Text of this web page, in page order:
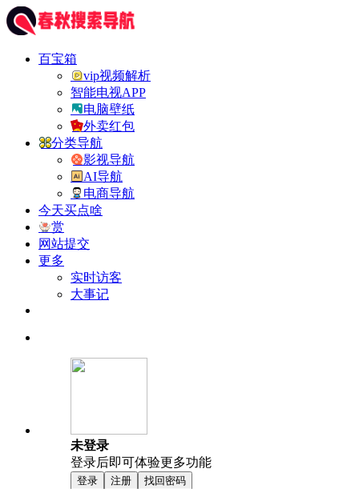
百宝箱
vip视频解析
智能电视APP
电脑壁纸
外卖红包
分类导航
影视导航
AI导航
电商导航
今天买点啥
赏
网站提交
更多
实时访客
大事记
未登录
登录后即可体验更多功能
登录 注册 找回密码